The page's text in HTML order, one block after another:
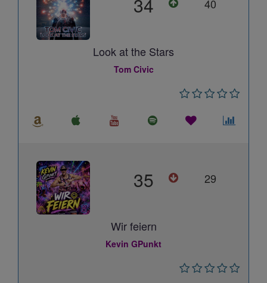
40
Look at the Stars
Tom Civic
35 29
Wir feiern
Kevin GPunkt